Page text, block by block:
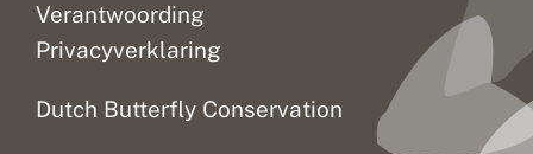
Verantwoording
Privacyverklaring
Dutch Butterfly Conservation